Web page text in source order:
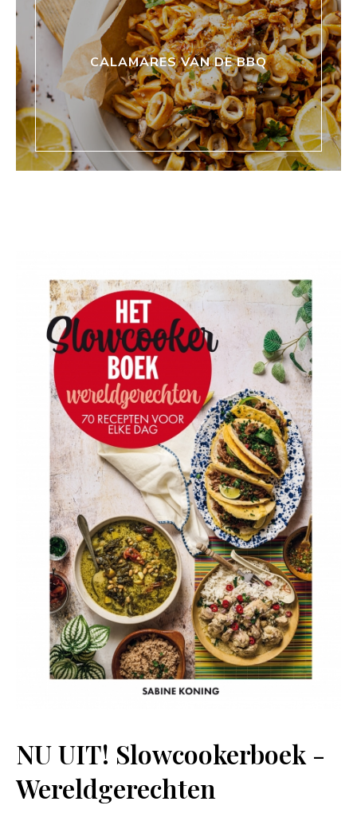
CALAMARES VAN DE BBQ
NU UIT! Slowcookerboek -
Wereldgerechten